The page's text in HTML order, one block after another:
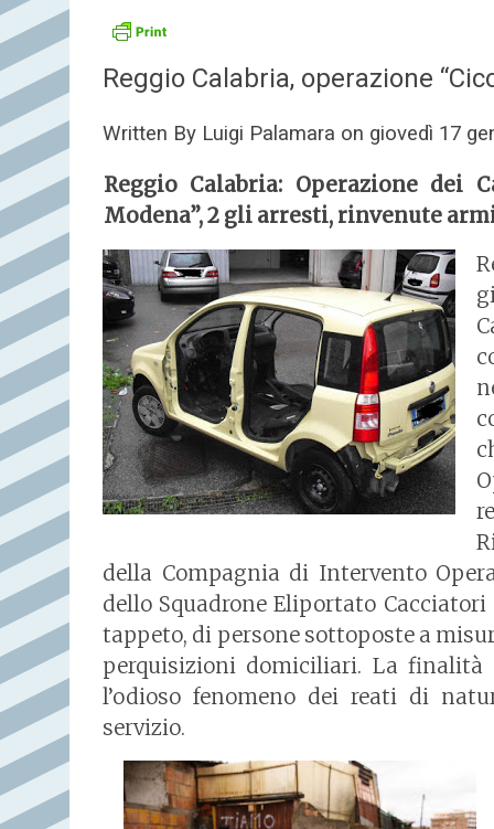
Reggio Calabria, operazione
Written By Luigi Palamara on giovedì 17
Reggio Calabria: Operazione dei
Modena”, 2 gli arresti, rinvenute
della Compagnia di Intervento
dello Squadrone Eliportato
tappeto, di persone sottoposte a
perquisizioni domiciliari. La finalità
l’odioso fenomeno dei reati di
servizio.